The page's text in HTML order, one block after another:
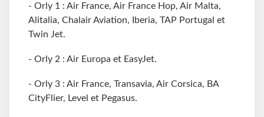
- Orly 1 : Air France, Air France Hop, Air Malta,
Alitalia, Chalair Aviation, Iberia, TAP Portugal et
Twin Jet.
- Orly 2 : Air Europa et EasyJet.
- Orly 3 : Air France, Transavia, Air Corsica, BA
CityFlier, Level et Pegasus.